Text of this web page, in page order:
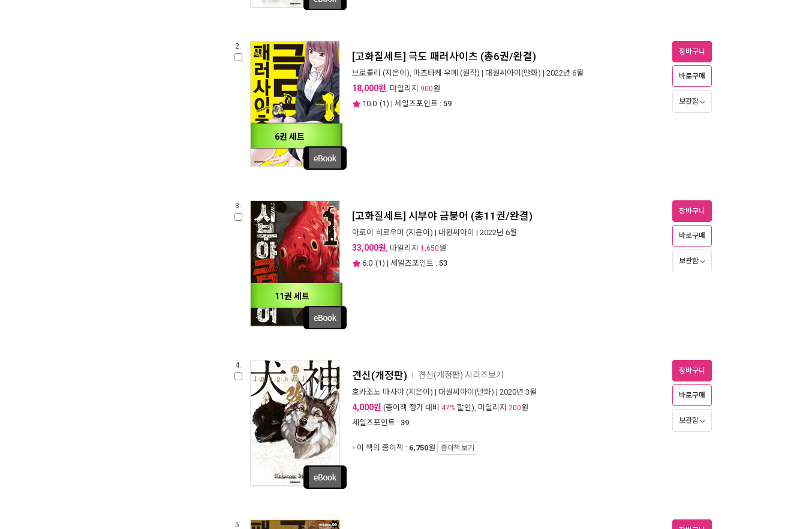
2.
6권 세트
[고화질세트] 극도 패러사이츠 (총6권/완결)
브로콜리 (지은이), 마츠타케 우메 (원작) | 대원씨아이(만화) | 2022년 6월
18,000원, 마일리지 900원
10.0 (1) | 세일즈포인트 : 59
장바구니
바로구매
보관함
3.
11권 세트
[고화질세트] 시부야 금붕어 (총11권/완결)
아로이 히로우미 (지은이) | 대원씨아이 | 2022년 6월
33,000원, 마일리지 1,650원
6.0 (1) | 세일즈포인트 : 53
장바구니
바로구매
보관함
4.
견신(개정판) 견신(개정판) 시리즈보기
호카조노 마사야 (지은이) | 대원씨아이(만화) | 2020년 3월
4,000원 (종이책 정가 대비 47% 할인), 마일리지 200원
세일즈포인트 : 39
이 책의 종이책 : 6,750원 종이책 보기
장바구니
바로구매
보관함
5.